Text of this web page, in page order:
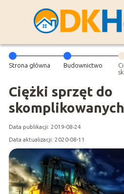
Strona główna Budownictwo
Ciężki sprzęt do
Data publikacji: 2019-08-24
Data aktualizacji: 2020-08-11